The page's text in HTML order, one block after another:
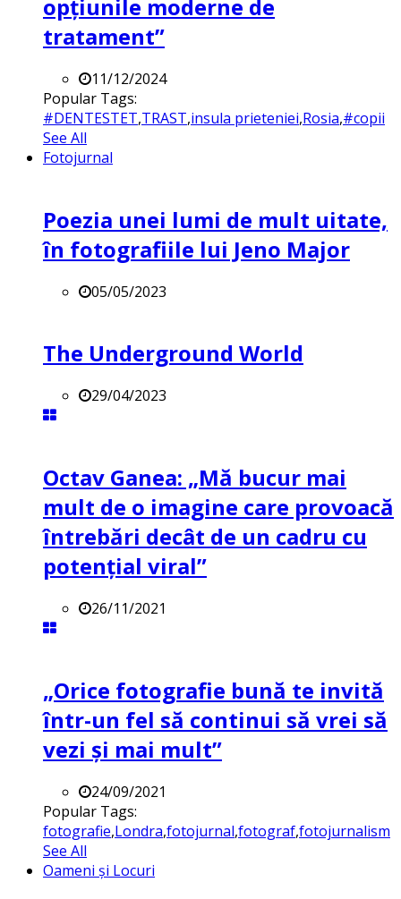
opțiunile moderne de
tratament”
11/12/2024
Popular Tags:
#DENTESTET,TRAST,insula prieteniei,Rosia,#copii
See All
Fotojurnal
Poezia unei lumi de mult uitate,
în fotografiile lui Jeno Major
05/05/2023
The Underground World
29/04/2023
Octav Ganea: „Mă bucur mai
mult de o imagine care provoacă
întrebări decât de un cadru cu
potenţial viral”
26/11/2021
„Orice fotografie bună te invită
într-un fel să continui să vrei să
vezi și mai mult”
24/09/2021
Popular Tags:
fotografie,Londra,fotojurnal,fotograf,fotojurnalism
See All
Oameni și Locuri